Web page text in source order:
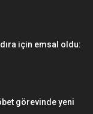
için emsal oldu:
görevinde yeni